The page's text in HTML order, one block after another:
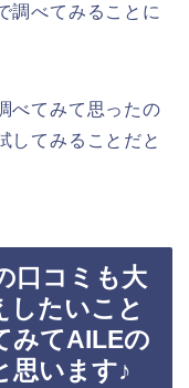
調べてみることに
べてみて思ったの
してみることだと
口コミも大
したいこと
みてAILEの
思います♪